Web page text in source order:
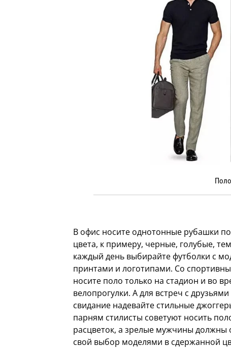
В офис носите однотонные рубашки
цвета, к примеру, черные, голубые,
каждый день выбирайте футболки с
принтами и логотипами. Со
носите поло только на стадион и во
велопрогулки. А для встреч с
свидание надевайте стильные
парням стилисты советуют носить
расцветок, а зрелые мужчины должны
свой выбор моделями в сдержанной